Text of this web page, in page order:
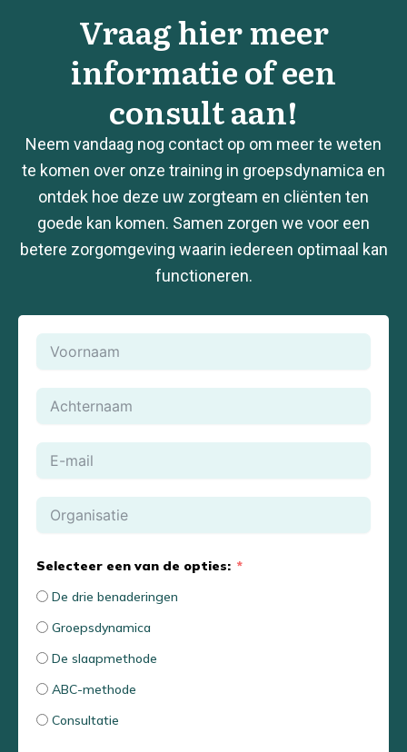
Vraag hier meer
informatie of een
consult aan!
Neem vandaag nog contact op om meer te weten
te komen over onze training in groepsdynamica en
ontdek hoe deze uw zorgteam en cliënten ten
goede kan komen. Samen zorgen we voor een
betere zorgomgeving waarin iedereen optimaal kan
functioneren.
Selecteer een van de opties:
De drie benaderingen
Groepsdynamica
De slaapmethode
ABC-methode
Consultatie